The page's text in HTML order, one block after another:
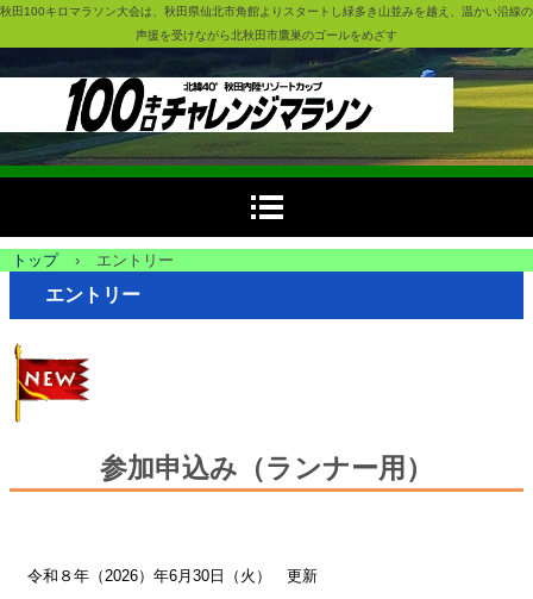
秋田100キロマラソン大会は、秋田県仙北市角館よりスタートし緑多き山並みを越え、温かい沿線の
声援を受けながら北秋田市鷹巣のゴールをめざす
トップ › エントリー
エントリー
参加申込み（ランナー用）
令和８年（2026）年6月30日（火） 更新